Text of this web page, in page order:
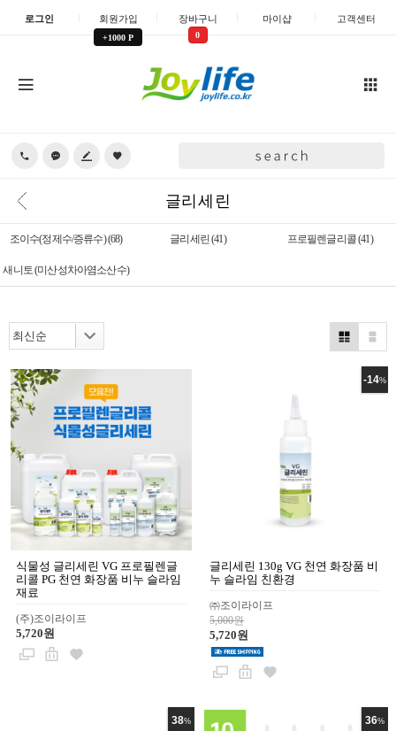
로그인 회원가입
+1000 P
장바구니
0
마이샵 고객센터
글리세린
조이수(정제수/증류수)(68) 글리세린(41) 프로필렌글리콜(41)
새니토 (미산성차아염소산수)
식물성 글리세린 VG 프로필렌글
리콜 PG 천연 화장품 비누 슬라임
재료
(주)조이라이프
5,720원
-14%
글리세린 130g VG 천연 화장품 비
누 슬라임 친환경
㈜조이라이프
5,000원
5,720원
38% 36%